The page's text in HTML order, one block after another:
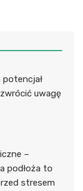
potencjał
uwagę
–
podłoża to
stresem